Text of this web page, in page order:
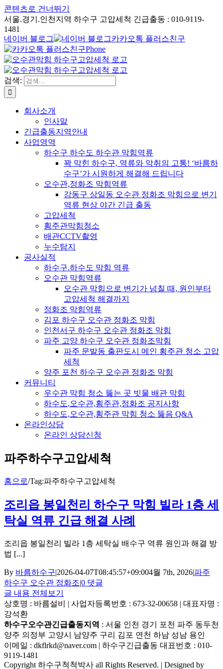
콘텐츠로 건너뛰기
서울.경기.인천지역 하수구 고압세척 긴급출동 : 010-9119-
1481
네이버 블로그
카카오톡 플러스친구
Phone
검색:
회사소개
인사말
긴급출동지역안내
사업영역
하수구 하수도 하수관 막힘역류
꽉 막힌 하수구, 역류와 악취의 고통! ‘바름하
수구’가 시원하게 해결해 드립니다
오수관,정화조 막힘역류
강동구 상일동 오수관 정화조 막힘으로 변기
역류 현상 야간 긴급 출동
고압세척
횡주관막힘청소
배관CCTV촬영
누수탐지
공사실적
하수구.하수도 막힘 역류
오수관 막힘역류
오수관 막힘으로 변기가 넘칠 때, 원인부터
고압세척 해결까지
정화조 막힘역류
김포 하수구 오수관 정화조 막힘
인천서구 하수구 오수관 정화조 막힘
파주 고양 하수구 오수관 정화조막힘
파주 문발동 출판도시 메인 횡주관 청소 고압
세척
양주 포천 하수구 오수관 정화조 막힘
커뮤니티
우수관 막힘 청소 뚫는 곳 빗물 배관 막힘
하수도,오수관,횡주관,정화조 공지사항
하수도,오수관,횡주관 막힘 청소 뚫음 Q&A
온라인상담
온라인 상담신청
파주하수구고압세척
홈으로/Tag:파주하수구고압세척
조리읍 봉일천리 하수구 막힘 빌라 1층 세
탁실 역류 긴급 해결 사례
조리읍 봉일천리 빌라 1층 세탁실 배수구 역류 원인과 해결 방
법 [...]
By 바름하수구|2026-04-07T08:45:57+09:004월 7th, 2026|파주
하수구 오수관 정화조|0 댓글
글 내용 전체보기
상호명 : 바름설비 | 사업자등록번호 : 673-32-00658 | 대표자명 :
강석환
하수구오수관긴급출동지역 : 서울 인천 경기 포천 파주 동두천
양주 의정부 고양시 남양주 구리 김포 연천 하남 성남 용인
이메일 : dkflrkd@naver.com | 하수구긴급출동 대표번호 : 010-
9119-1481
Copyright 하수구척척박사 all Rights Reserved. | Designed by